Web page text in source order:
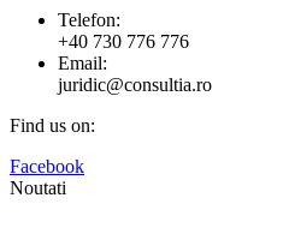
Telefon:
+40 730 776 776
Email:
juridic@consultia.ro
Find us on:
Facebook
Noutati